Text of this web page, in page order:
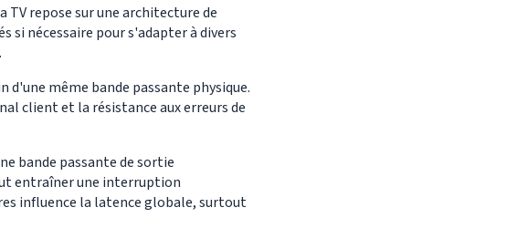
TV repose sur une architecture de
si nécessaire pour s'adapter à divers
d'une même bande passante physique.
client et la résistance aux erreurs de
bande passante de sortie
entraîner une interruption
influence la latence globale, surtout